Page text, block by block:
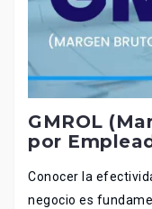
GMROL
por
Conocer la
negocio es